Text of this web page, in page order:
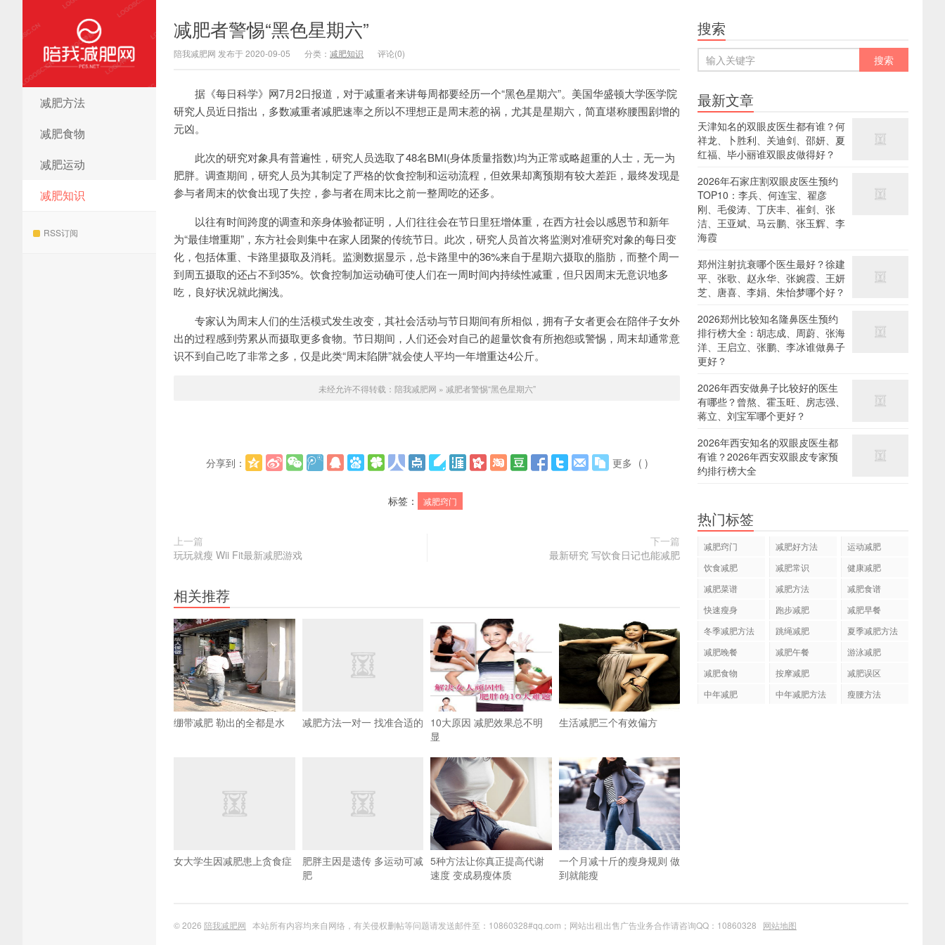
陪我减肥网
减肥方法
减肥食物
减肥运动
减肥知识
RSS订阅
减肥者警惕“黑色星期六”
陪我减肥网 发布于 2020-09-05 分类： 减肥知识 评论(0)
据《每日科学》网7月2日报道，对于减重者来讲每周都要经历一个“黑色星期六”。美国华盛顿大学医学院
研究人员近日指出，多数减重者减肥速率之所以不理想正是周末惹的祸，尤其是星期六，简直堪称腰围剧增的
元凶。
此次的研究对象具有普遍性，研究人员选取了48名BMI(身体质量指数)均为正常或略超重的人士，无一为
肥胖。调查期间，研究人员为其制定了严格的饮食控制和运动流程，但效果却离预期有较大差距，最终发现是
参与者周末的饮食出现了失控，参与者在周末比之前一整周吃的还多。
以往有时间跨度的调查和亲身体验都证明，人们往往会在节日里狂增体重，在西方社会以感恩节和新年
为“最佳增重期”，东方社会则集中在家人团聚的传统节日。此次，研究人员首次将监测对准研究对象的每日变
化，包括体重、卡路里摄取及消耗。监测数据显示，总卡路里中的36%来自于星期六摄取的脂肪，而整个周一
到周五摄取的还占不到35%。饮食控制加运动确可使人们在一周时间内持续性减重，但只因周末无意识地多
吃，良好状况就此搁浅。
专家认为周末人们的生活模式发生改变，其社会活动与节日期间有所相似，拥有子女者更会在陪伴子女外
出的过程感到劳累从而摄取更多食物。节日期间，人们还会对自己的超量饮食有所抱怨或警惕，周末却通常意
识不到自己吃了非常之多，仅是此类“周末陷阱”就会使人平均一年增重达4公斤。
未经允许不得转载： 陪我减肥网 » 减肥者警惕“黑色星期六”
分享到： 更多 ( )
标签： 减肥窍门
上一篇
玩玩就瘦 Wii Fit最新减肥游戏
下一篇
最新研究 写饮食日记也能减肥
相关推荐
绷带减肥 勒出的全都是水 减肥方法一对一 找准合适的 10大原因 减肥效果总不明
显
生活减肥三个有效偏方
女大学生因减肥患上贪食症
肥胖主因是遗传 多运动可减
肥
5种方法让你真正提高代谢
速度 变成易瘦体质
一个月减十斤的瘦身规则 做
到就能瘦
搜索
最新文章
天津知名的双眼皮医生都有谁？何
祥龙、卜胜利、关迪剑、邵妍、夏
红福、毕小丽谁双眼皮做得好？
2026年石家庄割双眼皮医生预约
TOP10：李兵、何连宝、翟彦
刚、毛俊涛、丁庆丰、崔剑、张
洁、王亚斌、马云鹏、张玉辉、李
海霞
郑州注射抗衰哪个医生最好？徐建
平、张歌、赵永华、张婉霞、王妍
芝、唐喜、李娟、朱怡梦哪个好？
2026郑州比较知名隆鼻医生预约
排行榜大全：胡志成、周蔚、张海
洋、王启立、张鹏、李冰谁做鼻子
更好？
2026年西安做鼻子比较好的医生
有哪些？曾熬、霍玉旺、房志强、
蒋立、刘宝军哪个更好？
2026年西安知名的双眼皮医生都
有谁？2026年西安双眼皮专家预
约排行榜大全
热门标签
减肥窍门 减肥好方法
运动减肥
饮食减肥
减肥常识
健康减肥
减肥菜谱
减肥方法
减肥食谱
快速瘦身
跑步减肥
减肥早餐
冬季减肥方法
跳绳减肥
夏季减肥方法
减肥晚餐
减肥午餐
游泳减肥
减肥食物
按摩减肥
减肥误区
中年减肥
中年减肥方法 瘦腰方法
© 2026 陪我减肥网 本站所有内容均来自网络，有关侵权删帖等问题请发送邮件至：10860328#qq.com；网站出租出售广告业务合作请咨询QQ：10860328 网站地图